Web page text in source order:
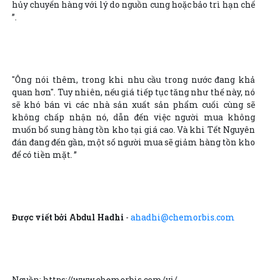
hủy chuyến hàng với lý do nguồn cung hoặc bảo trì hạn chế
”.
"Ông nói thêm, trong khi nhu cầu trong nước đang khả
quan hơn". Tuy nhiên, nếu giá tiếp tục tăng như thế này, nó
sẽ khó bán vì các nhà sản xuất sản phẩm cuối cùng sẽ
không chấp nhận nó, dẫn đến việc người mua không
muốn bổ sung hàng tồn kho tại giá cao. Và khi Tết Nguyên
đán đang đến gần, một số người mua sẽ giảm hàng tồn kho
để có tiền mặt. ”
Được viết bởi Abdul Hadhi - ahadhi@chemorbis.com